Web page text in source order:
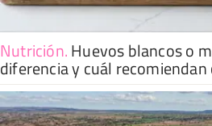
Nutrición.Huevos blancos o
diferencia y cuál